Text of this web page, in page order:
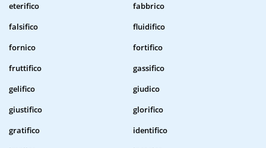
eterifico
fabbrico
falsifico
fluidifico
fornico
fortifico
fruttifico
gassifico
gelifico
giudico
giustifico
glorifico
gratifico
identifico